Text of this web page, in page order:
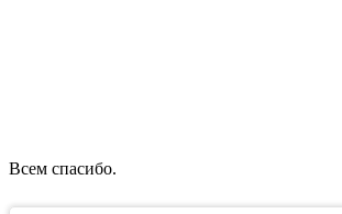
Всем спасибо.